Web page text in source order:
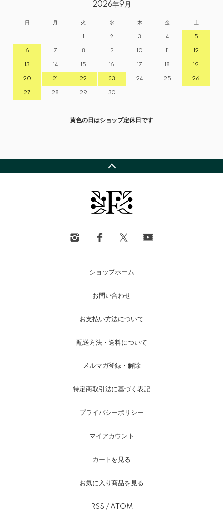
2026年9月
日 月 火 水 木 金 土
1 2 3 4 5
6 7 8 9 10 11 12
13 14 15 16 17 18 19
20 21 22 23 24 25 26
27 28 29 30
黄色の日はショップ定休日です
ショップホーム
お問い合わせ
お支払い方法について
配送方法・送料について
メルマガ登録・解除
特定商取引法に基づく表記
プライバシーポリシー
マイアカウント
カートを見る
お気に入り商品を見る
RSS / ATOM